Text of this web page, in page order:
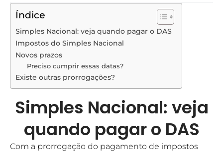
Índice
Simples Nacional: veja quando pagar o DAS
Impostos do Simples Nacional
Novos prazos
Preciso cumprir essas datas?
Existe outras prorrogações?
Simples Nacional: veja
quando pagar o DAS
Com a prorrogação do pagamento de impostos